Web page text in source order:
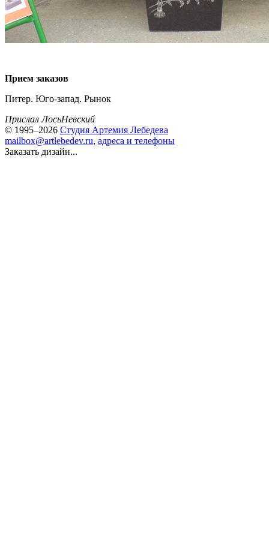
Прием заказов
Питер. Юго-запад. Рынок
Прислал ЛосьНевский
© 1995–2026 Студия Артемия Лебедева
mailbox@artlebedev.ru, адреса и телефоны
Заказать дизайн...